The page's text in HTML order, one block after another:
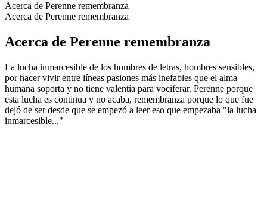
Acerca de Perenne remembranza
Acerca de Perenne remembranza
Acerca de Perenne remembranza
La lucha inmarcesible de los hombres de letras, hombres sensibles,
por hacer vivir entre líneas pasiones más inefables que el alma
humana soporta y no tiene valentía para vociferar. Perenne porque
esta lucha es continua y no acaba, remembranza porque lo que fue
dejó de ser desde que se empezó a leer eso que empezaba "la lucha
inmarcesible..."